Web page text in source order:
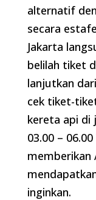
alternatif
secara
Jakarta
belilah tiket
lanjutkan
cek tiket-
kereta api di
03.00 –
memberikan
inginkan.